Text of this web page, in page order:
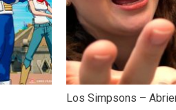
Los Simpsons –